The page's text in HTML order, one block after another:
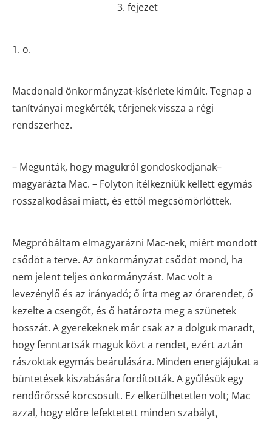
3. fejezet
1. o.
Macdonald önkormányzat-kísérlete kimúlt. Tegnap a
tanítványai megkérték, térjenek vissza a régi
rendszerhez.
– Megunták, hogy magukról gondoskodjanak–
magyarázta Mac. – Folyton ítélkezniük kellett egymás
rosszalkodásai miatt, és ettől megcsömörlöttek.
Megpróbáltam elmagyarázni Mac-nek, miért mondott
csődöt a terve. Az önkormányzat csődöt mond, ha
nem jelent teljes önkormányzást. Mac volt a
levezénylő és az irányadó; ő írta meg az órarendet, ő
kezelte a csengőt, és ő határozta meg a szünetek
hosszát. A gyerekeknek már csak az a dolguk maradt,
hogy fenntartsák maguk közt a rendet, ezért aztán
rászoktak egymás beárulására. Minden energiájukat a
büntetések kiszabására fordították. A gyűlésük egy
rendőrőrssé korcsosult. Ez elkerülhetetlen volt; Mac
azzal, hogy előre lefektetett minden szabályt,